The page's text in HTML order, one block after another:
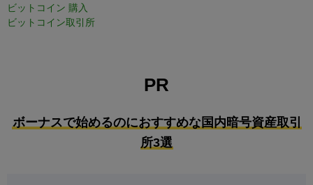
ビットコイン 購入
ビットコイン取引所
PR
ボーナスで始めるのにおすすめな国内暗号資産取引
所3選